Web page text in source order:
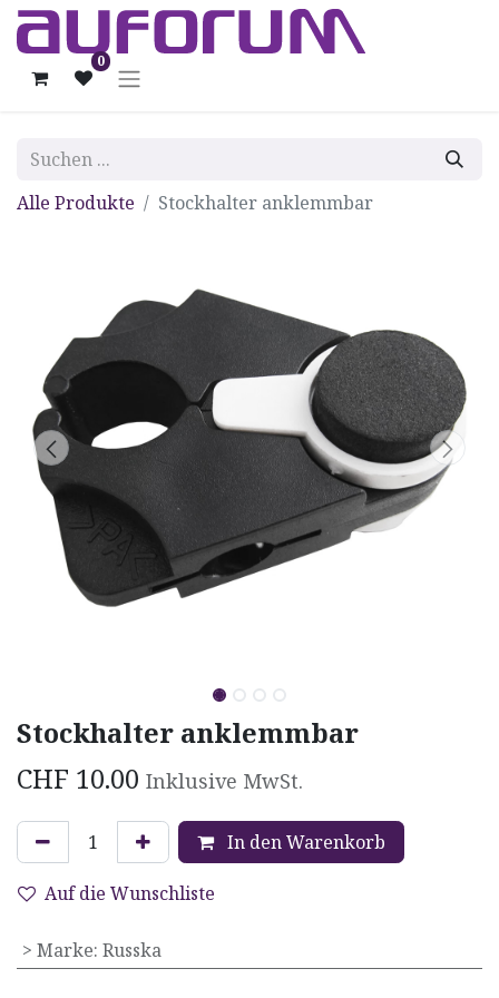
0
Alle Produkte Stockhalter anklemmbar
Stockhalter anklemmbar
CHF 10.00 Inklusive MwSt.
In den Warenkorb
Auf die Wunschliste
> Marke: Russka